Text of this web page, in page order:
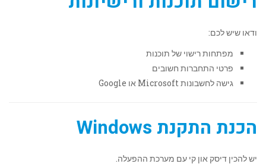
ודאו שיש לכם:
מפתחות רישוי של תוכנות
פרטי התחברות חשובים
גישה לחשבונות Microsoft או Google
הכנת התקנת Windows
יש להכין דיסק און קי עם מערכת ההפעלה.